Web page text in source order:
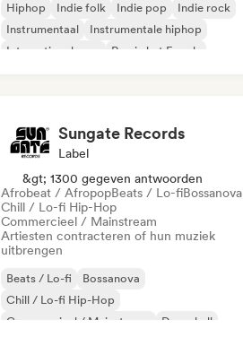
Hiphop Indie folk Indie pop
Indie rock
Instrumentaal
Instrumentale hiphop
Internationale rap
Rap in het Engels
Sungate Records
Label
&gt; 1300 gegeven antwoorden
Afrobeat / AfropopBeats / Lo-fiBossanova
Chill / Lo-fi Hip-Hop
Commercieel / Mainstream
Artiesten contracteren of hun muziek
uitbrengen
Beats / Lo-fi
Bossanova
Chill / Lo-fi Hip-Hop
Commercieel / Mainstream
Dancehall